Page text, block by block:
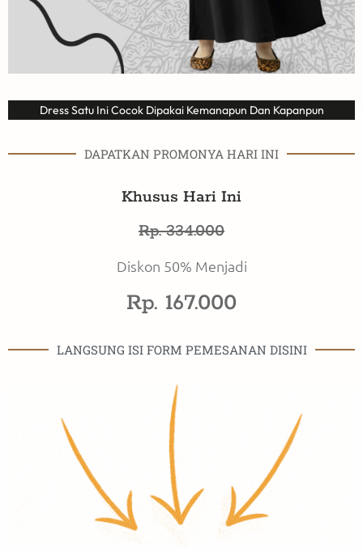
Dress Satu Ini Cocok Dipakai Kemanapun Dan Kapanpun
DAPATKAN PROMONYA HARI INI
Khusus Hari Ini
Rp. 334.000
Diskon 50% Menjadi
Rp. 167.000
LANGSUNG ISI FORM PEMESANAN DISINI